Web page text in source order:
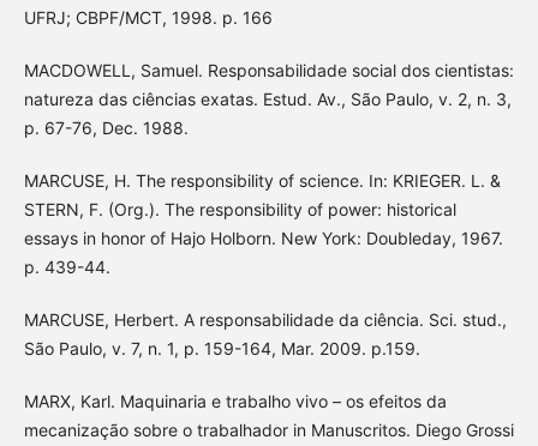
UFRJ; CBPF/MCT, 1998. p. 166
MACDOWELL, Samuel. Responsabilidade social dos cientistas:
natureza das ciências exatas. Estud. Av., São Paulo, v. 2, n. 3,
p. 67-76, Dec. 1988.
MARCUSE, H. The responsibility of science. In: KRIEGER. L. &
STERN, F. (Org.). The responsibility of power: historical
essays in honor of Hajo Holborn. New York: Doubleday, 1967.
p. 439-44.
MARCUSE, Herbert. A responsabilidade da ciência. Sci. stud.,
São Paulo, v. 7, n. 1, p. 159-164, Mar. 2009. p.159.
MARX, Karl. Maquinaria e trabalho vivo – os efeitos da
mecanização sobre o trabalhador in Manuscritos. Diego Grossi